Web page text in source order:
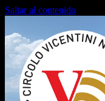
Saltar al contenido